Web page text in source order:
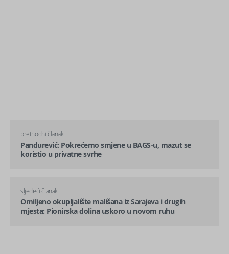
prethodni članak
Pandurević: Pokrećemo smjene u BAGS-u, mazut se
koristio u privatne svrhe
sljedeći članak
Omiljeno okupljalište mališana iz Sarajeva i drugih
mjesta: Pionirska dolina uskoro u novom ruhu